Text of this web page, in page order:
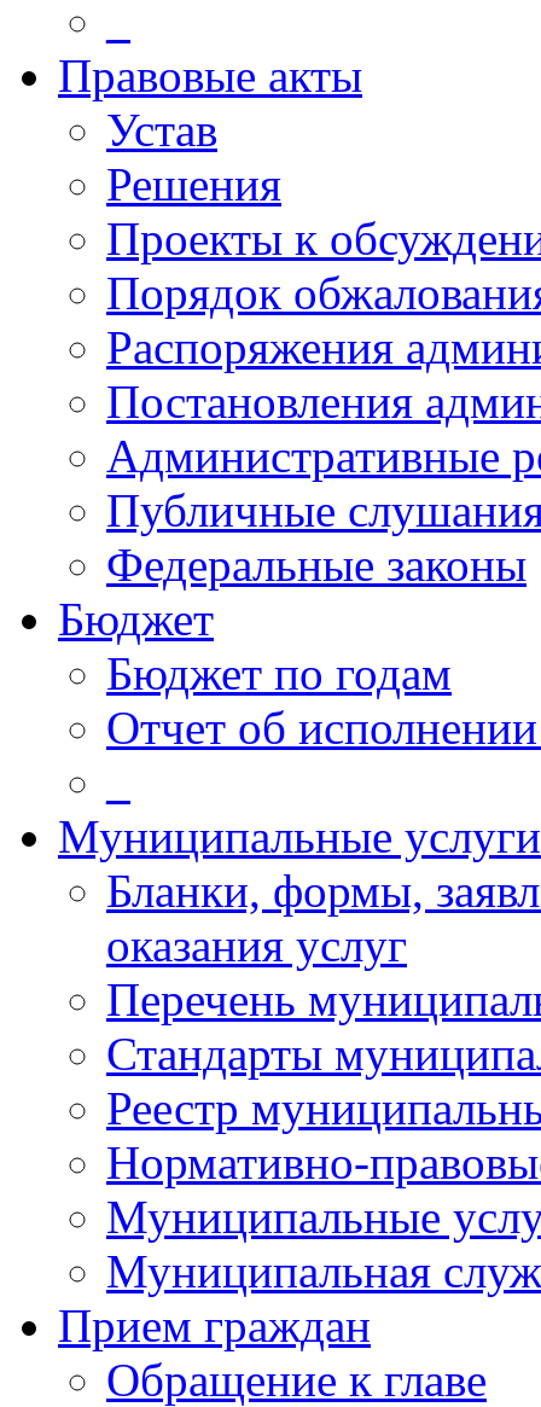
Правовые акты
Устав
Решения
Проекты к
Порядок
Распоряжения
Постановления
Административные
Публичные
Федеральные законы
Бюджет
Бюджет по годам
Отчет об
Муниципальные услуги
Бланки, формы,
оказания услуг
Перечень
Стандарты
Реестр
Нормативно-
Муниципальные
Муниципальная
Прием граждан
Обращение к главе